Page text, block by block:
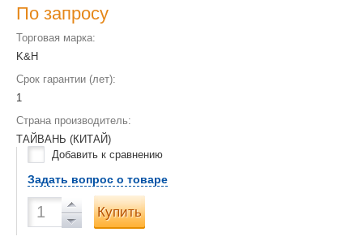
По запросу
Торговая марка:
K&H
Срок гарантии (лет):
1
Страна производитель:
ТАЙВАНЬ (КИТАЙ)
Добавить к сравнению
Задать вопрос о товаре
Купить